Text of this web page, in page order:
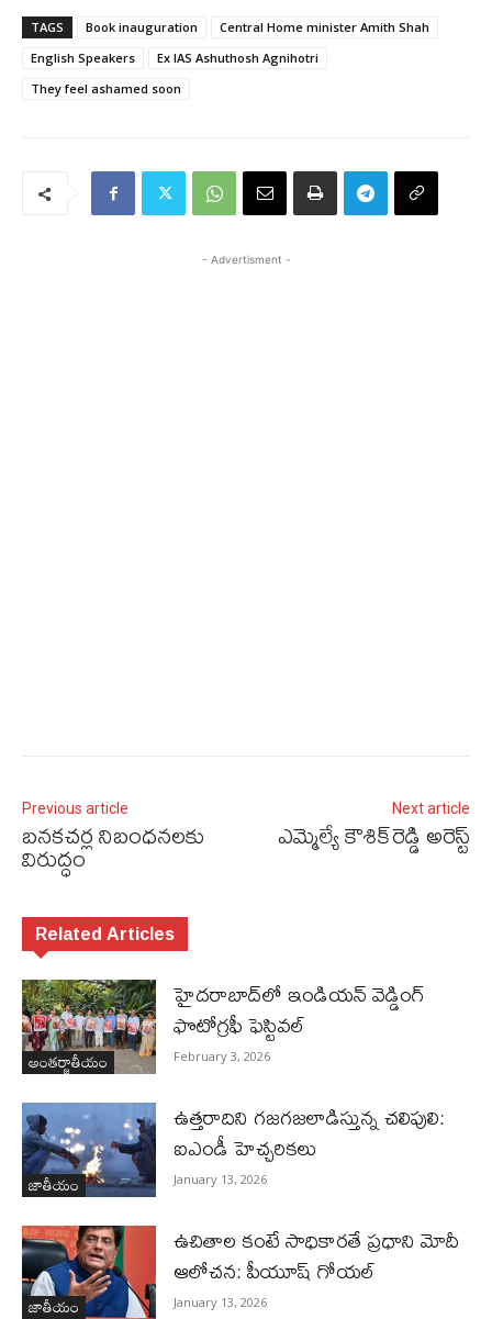
TAGS Book inauguration
Central Home minister Amith Shah
English Speakers
Ex IAS Ashuthosh Agnihotri
They feel ashamed soon
- Advertisment -
Previous article
బనకచర్ల నిబంధనలకు
విరుద్ధం
Next article
ఎమ్మెల్యే కౌశిక్​రెడ్డి అరెస్ట్​
Related Articles
అంతర్జాతీయం
హైదరాబాద్‌లో ఇండియన్ వెడ్డింగ్
ఫొటోగ్రఫీ ఫెస్టివల్
February 3, 2026
జాతీయం
ఉత్తరాదిని గజగజలాడిస్తున్న చలిపులి:
ఐఎండీ హెచ్చరికలు
January 13, 2026
జాతీయం
ఉచితాల కంటే సాధికారతే ప్రధాని మోదీ
ఆలోచన: పీయూష్ గోయల్
January 13, 2026